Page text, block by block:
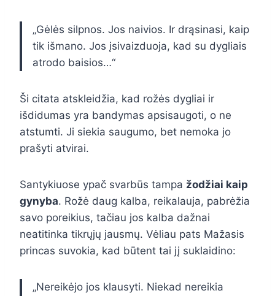
„Gėlės silpnos. Jos naivios. Ir drąsinasi, kaip
tik išmano. Jos įsivaizduoja, kad su dygliais
atrodo baisios…“
Ši citata atskleidžia, kad rožės dygliai ir
išdidumas yra bandymas apsisaugoti, o ne
atstumti. Ji siekia saugumo, bet nemoka jo
prašyti atvirai.
Santykiuose ypač svarbūs tampa žodžiai kaip
gynyba. Rožė daug kalba, reikalauja, pabrėžia
savo poreikius, tačiau jos kalba dažnai
neatitinka tikrųjų jausmų. Vėliau pats Mažasis
princas suvokia, kad būtent tai jį suklaidino:
„Nereikėjo jos klausyti. Niekad nereikia